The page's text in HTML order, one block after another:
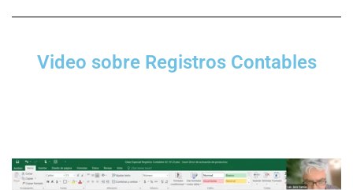
Video sobre Registros Contables